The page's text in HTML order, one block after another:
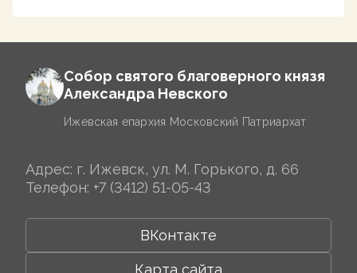
Собор святого благоверного князя
Александра Невского
Ижевская епархия Московский Патриархат
Адрес: г. Ижевск, ул. М. Горького, д. 66
Телефон: +7 (3412) 51-05-43
ВКонтакте
Карта сайта